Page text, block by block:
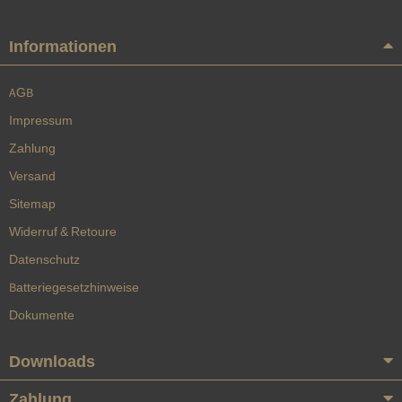
Informationen
AGB
Impressum
Zahlung
Versand
Sitemap
Widerruf & Retoure
Datenschutz
Batteriegesetzhinweise
Dokumente
Downloads